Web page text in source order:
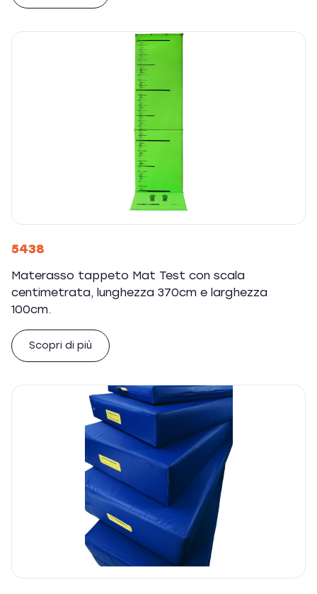
5438
Materasso tappeto Mat Test con scala
centimetrata, lunghezza 370cm e larghezza
100cm.
Scopri di più